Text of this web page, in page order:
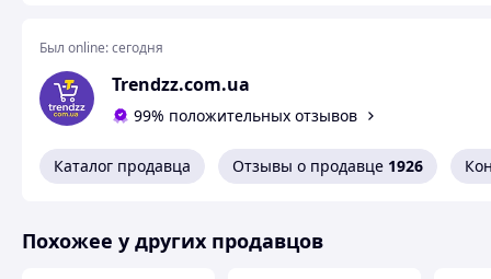
• Наколенник: 13,5×13 см
• Налокотник: 12,5×11 см
• Наладонник: 13,5×9 см
• Материал: EVA + твёрдый пластик
• Цвет: чёрный
• Производитель: Китай
🎁 Идеальный подарок для активных и спортивных
Похожие товары по характеристикам
Был online:сегодня
Trendzz.com.ua
99% положительных отзывов
Каталог продавца Отзывы о продавце 1926
Похожее у других продавцов